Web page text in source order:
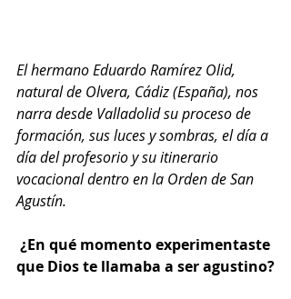
El hermano Eduardo Ramírez Olid,
natural de Olvera, Cádiz (España), nos
narra desde Valladolid su proceso de
formación, sus luces y sombras, el día a
día del profesorio y su itinerario
vocacional dentro en la Orden de San
Agustín.
¿En qué momento experimentaste
que Dios te llamaba a ser agustino?